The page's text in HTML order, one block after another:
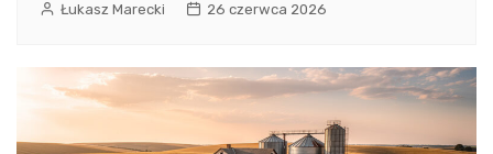
Łukasz Marecki 26 czerwca 2026